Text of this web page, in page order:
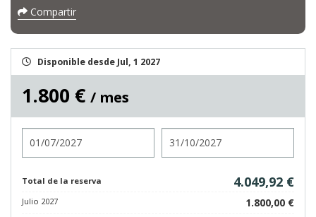
Compartir
Disponible desde Jul, 1 2027
1.800 € / mes
Total de la reserva 4.049,92 €
Julio 2027 1.800,00 €